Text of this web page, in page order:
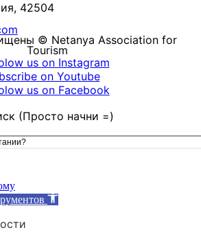
42504
© Netanya Association for
Tourism
us on Instagram
on Youtube
us on Facebook
(Просто начни =)